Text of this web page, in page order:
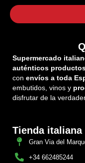
Supermercado
auténticos
con envíos a toda
embutidos, vinos y
disfrutar de la
Tienda italiana
Gran Via del
+34 662485244